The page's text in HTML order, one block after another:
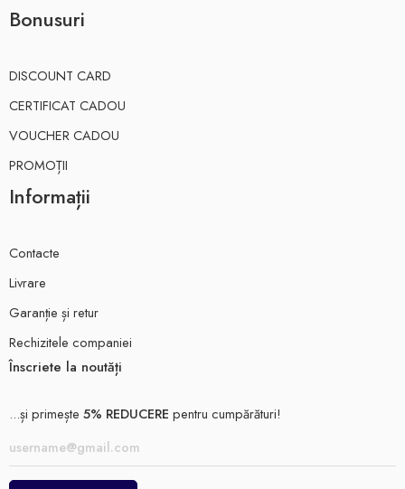
Bonusuri
DISCOUNT CARD
CERTIFICAT CADOU
VOUCHER CADOU
PROMOȚII
Informații
Contacte
Livrare
Garanție și retur
Rechizitele companiei
Înscriete la noutăți
...și primește 5% REDUCERE pentru cumpărături!